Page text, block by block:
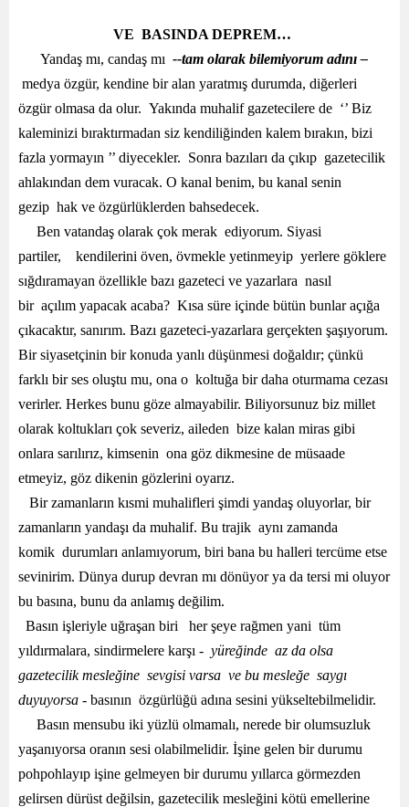
VE BASINDA DEPREM…
Yandaş mı, candaş mı --tam olarak bilemiyorum adını –
medya özgür, kendine bir alan yaratmış durumda, diğerleri
özgür olmasa da olur. Yakında muhalif gazetecilere de ‘’ Biz
kaleminizi bıraktırmadan siz kendiliğinden kalem bırakın, bizi
fazla yormayın ’’ diyecekler. Sonra bazıları da çıkıp gazetecilik
ahlakından dem vuracak. O kanal benim, bu kanal senin
gezip hak ve özgürlüklerden bahsedecek.
Ben vatandaş olarak çok merak ediyorum. Siyasi
partiler, kendilerini öven, övmekle yetinmeyip yerlere göklere
sığdıramayan özellikle bazı gazeteci ve yazarlara nasıl
bir açılım yapacak acaba? Kısa süre içinde bütün bunlar açığa
çıkacaktır, sanırım. Bazı gazeteci-yazarlara gerçekten şaşıyorum.
Bir siyasetçinin bir konuda yanlı düşünmesi doğaldır; çünkü
farklı bir ses oluştu mu, ona o koltuğa bir daha oturmama cezası
verirler. Herkes bunu göze almayabilir. Biliyorsunuz biz millet
olarak koltukları çok severiz, aileden bize kalan miras gibi
onlara sarılırız, kimsenin ona göz dikmesine de müsaade
etmeyiz, göz dikenin gözlerini oyarız.
Bir zamanların kısmi muhalifleri şimdi yandaş oluyorlar, bir
zamanların yandaşı da muhalif. Bu trajik aynı zamanda
komik durumları anlamıyorum, biri bana bu halleri tercüme etse
sevinirim. Dünya durup devran mı dönüyor ya da tersi mi oluyor
bu basına, bunu da anlamış değilim.
Basın işleriyle uğraşan biri her şeye rağmen yani tüm
yıldırmalara, sindirmelere karşı - yüreğinde az da olsa
gazetecilik mesleğine sevgisi varsa ve bu mesleğe saygı
duyuyorsa - basının özgürlüğü adına sesini yükseltebilmelidir.
Basın mensubu iki yüzlü olmamalı, nerede bir olumsuzluk
yaşanıyorsa oranın sesi olabilmelidir. İşine gelen bir durumu
pohpohlayıp işine gelmeyen bir durumu yıllarca görmezden
gelirsen dürüst değilsin, gazetecilik mesleğini kötü emellerine